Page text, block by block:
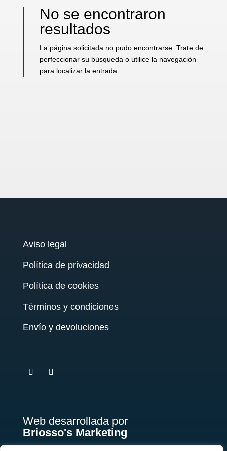
No se encontraron
resultados
La página solicitada no pudo encontrarse. Trate de
perfeccionar su búsqueda o utilice la navegación
para localizar la entrada.
Aviso legal
Política de privacidad
Política de cookies
Términos y condiciones
Envío y devoluciones
Web desarrollada por
Briosso's Marketing